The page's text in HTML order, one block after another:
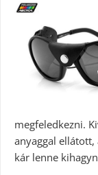
megfeledkezni.
anyaggal
kár lenne